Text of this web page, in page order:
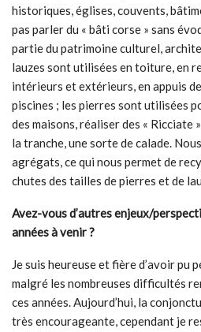
historiques, églises, couvents,
pas parler du « bâti corse » sans
partie du patrimoine culturel,
lauzes sont utilisées en toiture, en
intérieurs et extérieurs, en appuis
piscines ; les pierres sont utilisées
des maisons, réaliser des « Ricciate
la tranche, une sorte de calade.
agrégats, ce qui nous permet de
chutes des tailles de pierres et de
Avez-vous d’autres enjeux/
années à venir ?
Je suis heureuse et fière d’avoir
malgré les nombreuses difficultés
ces années. Aujourd’hui, la
très encourageante, cependant je